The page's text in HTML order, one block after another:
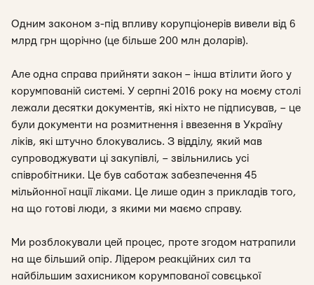
Одним законом з-під впливу корупціонерів вивели від 6
млрд грн щорічно (це більше 200 млн доларів).
Але одна справа прийняти закон – інша втілити його у
корумпованій системі. У серпні 2016 року на моєму столі
лежали десятки документів, які ніхто не підписував, – це
були документи на розмитнення і ввезення в Україну
ліків, які штучно блокувались. З відділу, який мав
супроводжувати ці закупівлі, – звільнились усі
співробітники. Це був саботаж забезпечення 45
мільйонної нації ліками. Це лише один з прикладів того,
на що готові люди, з якими ми маємо справу.
Ми розблокували цей процес, проте згодом натрапили
на ще більший опір. Лідером реакційних сил та
найбільшим захисником корумпованої совєцької